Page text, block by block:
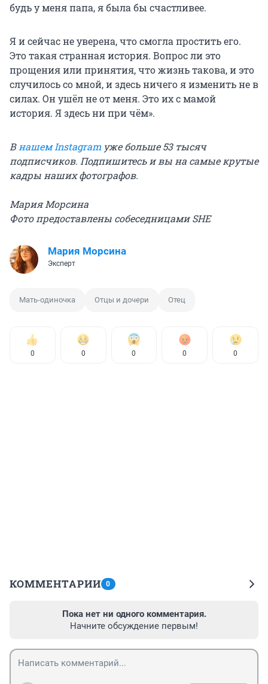
будь у меня папа, я была бы счастливее.
Я и сейчас не уверена, что смогла простить его.
Это такая странная история. Вопрос ли это
прощения или принятия, что жизнь такова, и это
случилось со мной, и здесь ничего я изменить не в
силах. Он ушёл не от меня. Это их с мамой
история. Я здесь ни при чём».
В нашем Instagram уже больше 53 тысяч
подписчиков. Подпишитесь и вы на самые крутые
кадры наших фотографов.
Мария Морсина
Фото предоставлены собеседницамиSHE
Мария Морсина
Эксперт
Мать-одиночка Отцы и дочери Отец
0 0 0 0 0
КОММЕНТАРИИ 0
Пока нет ни одного комментария.
Начните обсуждение первым!